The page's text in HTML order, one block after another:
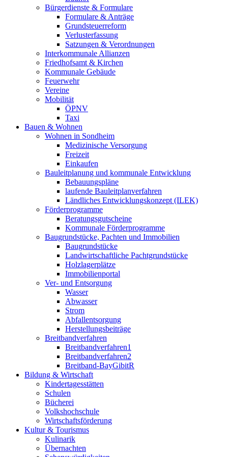
Bürgerdienste & Formulare
Formulare & Anträge
Grundsteuerreform
Verlusterfassung
Satzungen & Verordnungen
Interkommunale Allianzen
Friedhofsamt & Kirchen
Kommunale Gebäude
Feuerwehr
Vereine
Mobilität
ÖPNV
Taxi
Bauen & Wohnen
Wohnen in Sondheim
Medizinische Versorgung
Freizeit
Einkaufen
Bauleitplanung und kommunale Entwicklung
Bebauungspläne
laufende Bauleitplanverfahren
Ländliches Entwicklungskonzept (ILEK)
Förderprogramme
Beratungsgutscheine
Kommunale Förderprogramme
Baugrundstücke, Pachten und Immobilien
Baugrundstücke
Landwirtschaftliche Pachtgrundstücke
Holzlagerplätze
Immobilienportal
Ver- und Entsorgung
Wasser
Abwasser
Strom
Abfallentsorgung
Herstellungsbeiträge
Breitbandverfahren
Breitbandverfahren1
Breitbandverfahren2
Breitband-BayGibitR
Bildung & Wirtschaft
Kindertagesstätten
Schulen
Bücherei
Volkshochschule
Wirtschaftsförderung
Kultur & Tourismus
Kulinarik
Übernachten